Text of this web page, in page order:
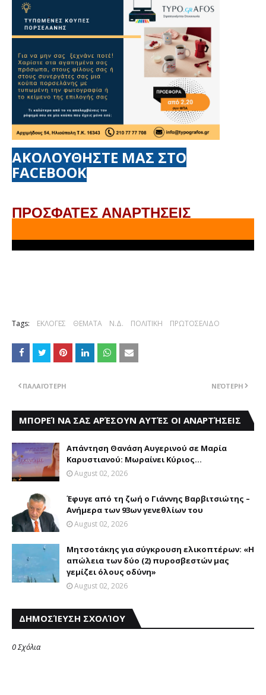
ΑΚΟΛΟΥΘΗΣΤΕ ΜΑΣ ΣΤΟ
FACEBOOK
ΠΡΟΣΦΑΤΕΣ ΑΝΑΡΤΗΣΕΙΣ
Tags: ΕΚΛΟΓΕΣ ΘΕΜΑΤΑ Ν.Δ. ΠΟΛΙΤΙΚΗ ΠΡΩΤΟΣΕΛΙΔΟ
ΝΕΌΤΕΡΗ
ΠΑΛΑΙΌΤΕΡΗ
ΜΠΟΡΕΊ ΝΑ ΣΑΣ ΑΡΈΣΟΥΝ ΑΥΤΈΣ ΟΙ ΑΝΑΡΤΉΣΕΙΣ
Aπάντηση Θανάση Aυγερινού σε Mαρία
Kαρυστιανού: Mωραίνει Kύριος...
August 02, 2026
Έφυγε από τη ζωή ο Γιάννης Βαρβιτσιώτης –
Ανήμερα των 93ων γενεθλίων του
August 02, 2026
Μητσοτάκης για σύγκρουση ελικοπτέρων: «Η
απώλεια των δύο (2) πυροσβεστών μας
γεμίζει όλους οδύνη»
August 02, 2026
ΔΗΜΟΣΊΕΥΣΗ ΣΧΟΛΊΟΥ
0 Σχόλια